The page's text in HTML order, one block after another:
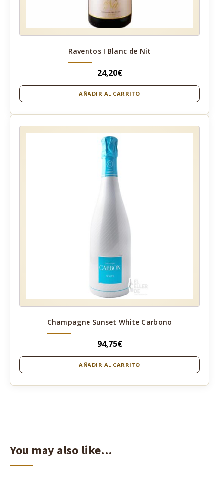
Raventos I Blanc de Nit
24,20€
AÑADIR AL CARRITO
Champagne Sunset White Carbono
94,75€
AÑADIR AL CARRITO
You may also like…